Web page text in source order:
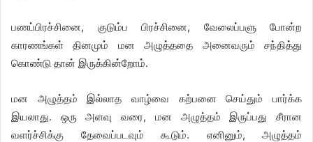
பணப்பிரச்சினை, குடும்ப பிரச்சினை, வேலைப்பளு போன்ற
காரணங்கள் தினமும் மன அழுத்ததை அனைவரும் சந்தித்து
கொண்டு தான் இருக்கின்றோம்.
மன அழுத்தம் இல்லாத வாழ்வை கற்பனை செய்தும் பார்க்க
இயலாது. ஒரு அளவு வரை, மன அழுத்தம் இருப்பது சீரான
வளர்ச்சிக்கு தேவைப்படவும் கூடும். எனினும், அழுத்தம்